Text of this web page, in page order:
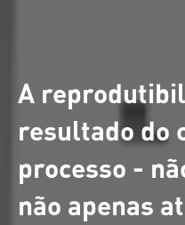
A
resultado do
processo -
não apenas